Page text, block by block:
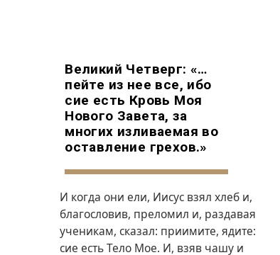
Великий Четверг: «…
пейте из нее все, ибо
сие есть Кровь Моя
Нового Завета, за
многих изливаемая во
оставление грехов.»
И когда они ели, Иисус взял хлеб и,
благословив, преломил и, раздавая
ученикам, сказал: приимите, ядите:
сие есть Тело Мое. И, взяв чашу и